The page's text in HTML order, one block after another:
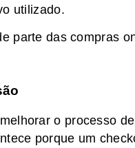
utilizado.
parte das compras
o processo
porque um